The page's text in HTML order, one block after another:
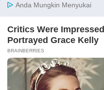
serta
Follow